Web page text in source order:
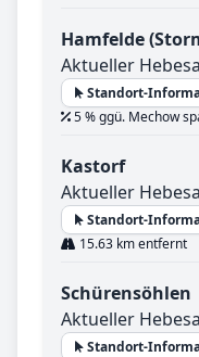
Hamfelde
Aktueller
Standort-
5 % ggü. Mechow
Kastorf
Aktueller
Standort-
15.63 km entfernt
Schürensöhlen
Aktueller
Standort-